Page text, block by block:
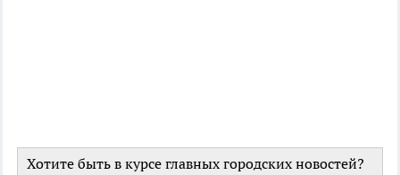
Хотите быть в курсе главных городских новостей?